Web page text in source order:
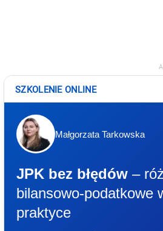
SZKOLENIE ONLINE
Małgorzata Tarkowska
JPK bez błędów –
bilansowo-podatkowe
praktyce